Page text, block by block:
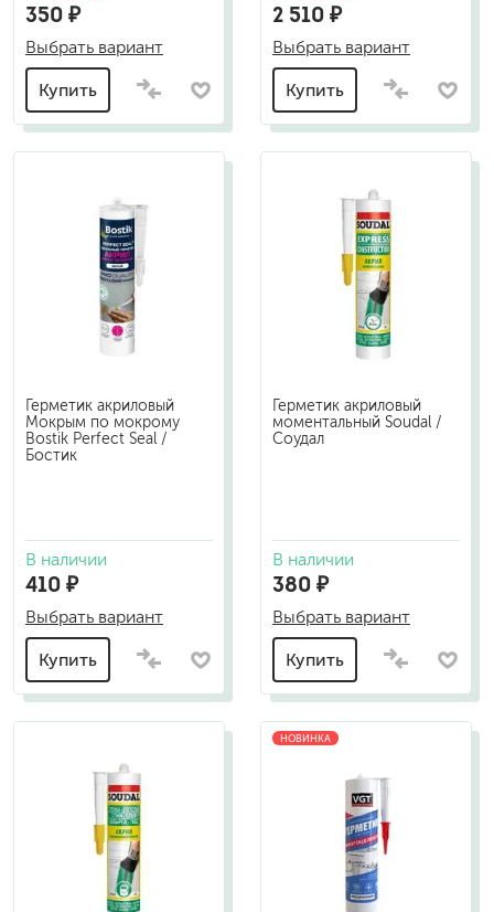
350 ₽
Выбрать вариант
Купить
2 510 ₽
Выбрать вариант
Купить
Герметик акриловый
Мокрым по мокрому
Bostik Perfect Seal /
Бостик
В наличии
410 ₽
Выбрать вариант
Купить
Герметик акриловый
моментальный Soudal /
Соудал
В наличии
380 ₽
Выбрать вариант
Купить
НОВИНКА